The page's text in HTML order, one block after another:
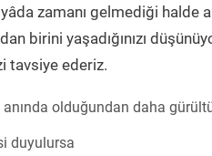
zamanı gelmediği halde
birini yaşadığınızı
tavsiye ederiz.
olduğundan daha
duyulursa